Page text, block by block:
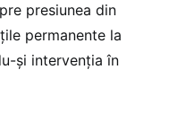
presiunea din
permanente la
și intervenția în